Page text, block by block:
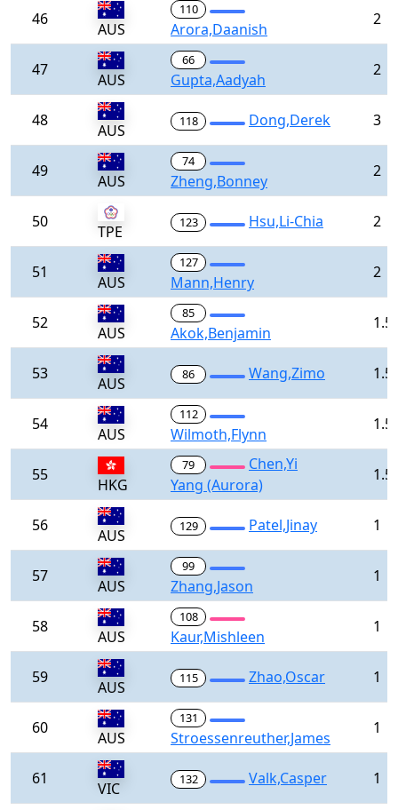
46
AUS
110
Arora,Daanish
2
47
AUS
66
Gupta,Aadyah
2
48
AUS 118 Dong,Derek 3
49
AUS
74
Zheng,Bonney
2
50
TPE 123 Hsu,Li-Chia 2
51
AUS
127
Mann,Henry
2
52
AUS
85
Akok,Benjamin
1.5
53
AUS 86 Wang,Zimo 1.5
54
AUS
112
Wilmoth,Flynn
1.5
55
HKG
79
Chen,Yi
Yang (Aurora)
1.5
56
AUS 129 Patel,Jinay 1
57
AUS
99
Zhang,Jason
1
58
AUS
108
Kaur,Mishleen
1
59
AUS 115 Zhao,Oscar 1
60
AUS
131
Stroessenreuther,James
1
61
VIC 132 Valk,Casper 1